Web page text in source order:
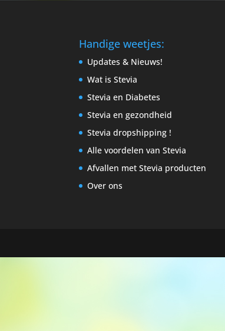
Handige weetjes:
Updates & Nieuws!
Wat is Stevia
Stevia en Diabetes
Stevia en gezondheid
Stevia dropshipping !
Alle voordelen van Stevia
Afvallen met Stevia producten
Over ons